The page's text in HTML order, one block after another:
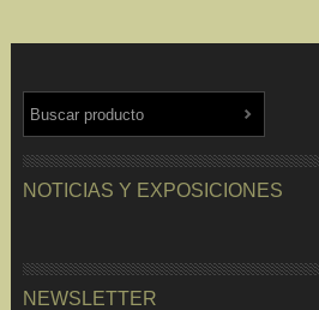
NOTICIAS Y EXPOSICIONES
NEWSLETTER